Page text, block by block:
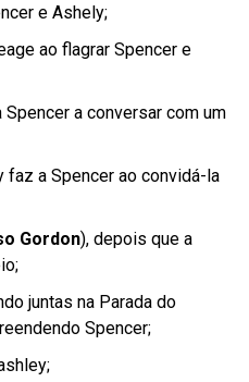
e Ashely;
ao flagrar Spencer e
Spencer a conversar com um
faz a Spencer ao convidá-la
Gordon), depois que a
juntas na Parada do
Spencer;